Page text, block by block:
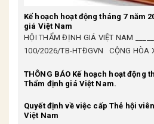
Kế hoạch hoạt động tháng 7 năm
giá Việt Nam
HỘI THẨM ĐỊNH GIÁ VIỆT NAM
100/2026/TB-
THÔNG BÁO Kế hoạch hoạt động
Thẩm định giá Việt Nam.
Quyết định về việc cấp Thẻ hội
Việt Nam